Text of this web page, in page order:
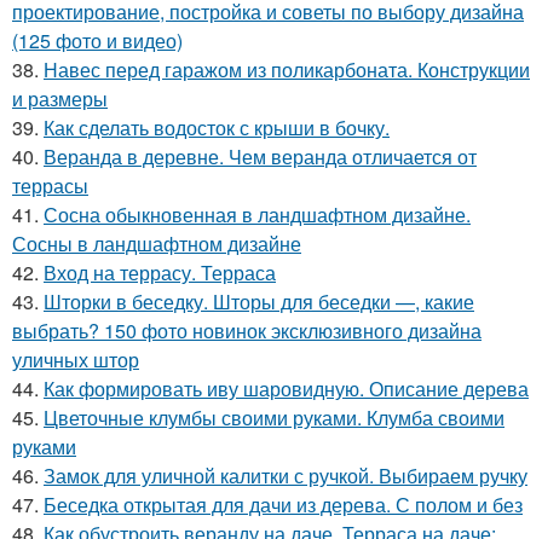
проектирование, постройка и советы по выбору дизайна
(125 фото и видео)
38. Навес перед гаражом из поликарбоната. Конструкции
и размеры
39. Как сделать водосток с крыши в бочку.
40. Веранда в деревне. Чем веранда отличается от
террасы
41. Сосна обыкновенная в ландшафтном дизайне.
Сосны в ландшафтном дизайне
42. Вход на террасу. Терраса
43. Шторки в беседку. Шторы для беседки —, какие
выбрать? 150 фото новинок эксклюзивного дизайна
уличных штор
44. Как формировать иву шаровидную. Описание дерева
45. Цветочные клумбы своими руками. Клумба своими
руками
46. Замок для уличной калитки с ручкой. Выбираем ручку
47. Беседка открытая для дачи из дерева. С полом и без